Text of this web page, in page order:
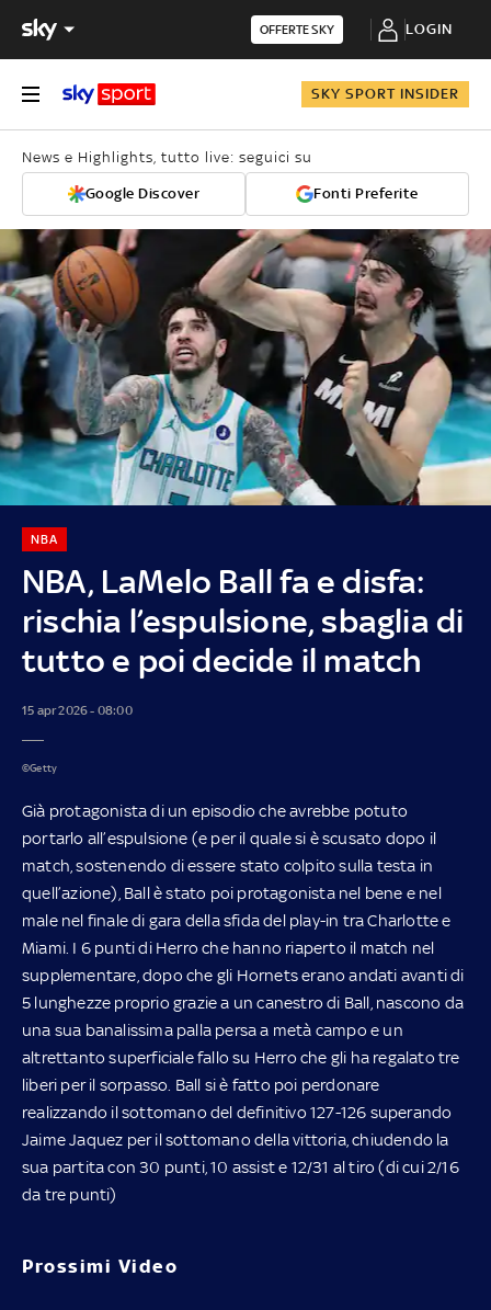
OFFERTE SKY LOGIN
SKY SPORT INSIDER
News e Highlights, tutto live: seguici su
Google Discover Fonti Preferite
NBA, LaMelo Ball fa e disfa:
rischia l’espulsione, sbaglia di
tutto e poi decide il match
NBA
15 apr 2026 - 08:00
©Getty
Già protagonista di un episodio che avrebbe potuto
portarlo all’espulsione (e per il quale si è scusato dopo il
match, sostenendo di essere stato colpito sulla testa in
quell’azione), Ball è stato poi protagonista nel bene e nel
male nel finale di gara della sfida del play-in tra Charlotte e
Miami. I 6 punti di Herro che hanno riaperto il match nel
supplementare, dopo che gli Hornets erano andati avanti di
5 lunghezze proprio grazie a un canestro di Ball, nascono da
una sua banalissima palla persa a metà campo e un
altrettanto superficiale fallo su Herro che gli ha regalato tre
liberi per il sorpasso. Ball si è fatto poi perdonare
realizzando il sottomano del definitivo 127-126 superando
Jaime Jaquez per il sottomano della vittoria, chiudendo la
sua partita con 30 punti, 10 assist e 12/31 al tiro (di cui 2/16
da tre punti)
Prossimi Video